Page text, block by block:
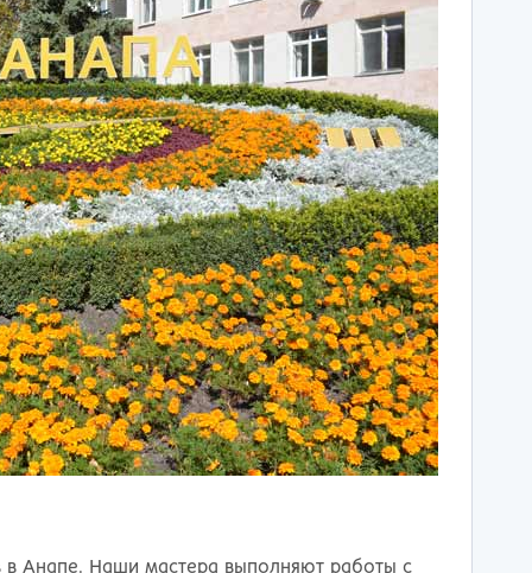
в Анапе. Наши мастера выполняют работы с